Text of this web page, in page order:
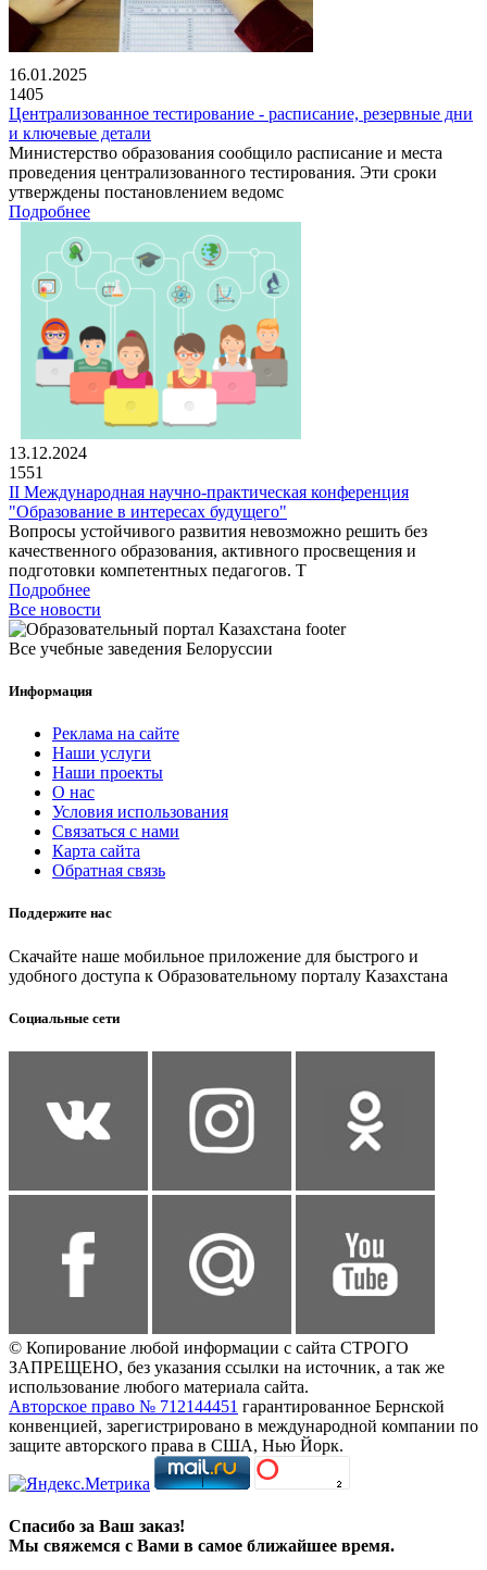
16.01.2025
1405
Централизованное тестирование - расписание, резервные дни
и ключевые детали
Министерство образования сообщило расписание и места
проведения централизованного тестирования. Эти сроки
утверждены постановлением ведомс
Подробнее
13.12.2024
1551
II Международная научно-практическая конференция
"Образование в интересах будущего"
Вопросы устойчивого развития невозможно решить без
качественного образования, активного просвещения и
подготовки компетентных педагогов. Т
Подробнее
Все новости
Все учебные заведения Белоруссии
Информация
Реклама на сайте
Наши услуги
Наши проекты
О нас
Условия использования
Связаться с нами
Карта сайта
Обратная связь
Поддержите нас
Скачайте наше мобильное приложение для быстрого и
удобного доступа к Образовательному порталу Казахстана
Социальные сети
© Копирование любой информации с сайта СТРОГО
ЗАПРЕЩЕНО, без указания ссылки на источник, а так же
использование любого материала сайта.
Авторское право № 712144451 гарантированное Бернской
конвенцией, зарегистрировано в международной компании по
защите авторского права в США, Нью Йорк.
Спасибо за Ваш заказ!
Мы свяжемся с Вами в самое ближайшее время.